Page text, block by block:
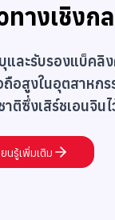
ทางเชิงก
บุและรับรองแบ็คลิ
ถือสูงในอุตสาหก
าติซึ่งเสิร์ชเอนจิน
ยนรู้เพิ่มเติม